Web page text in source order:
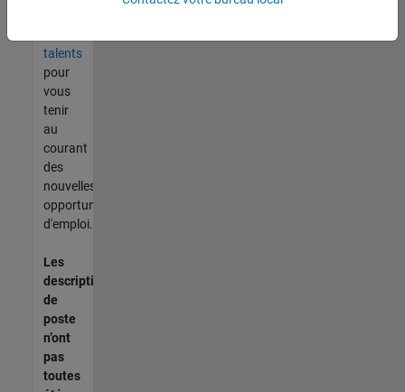
talents
pour
vous
tenir
au
courant
des
nouvelles
opportunités
d'emploi.
Les
descriptions
de
poste
n’ont
pas
toutes